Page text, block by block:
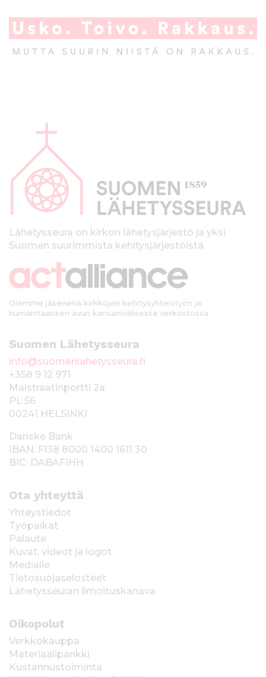
p
kLähetysseura on kirkon lähetysjärjestö ja yksi
Suomen suurimmista kehitysjärjestöistä.
Olemme jäsenenä kirkkojen kehitysyhteistyön ja
humanitaarisen avun kansainvälisessä verkostossa.
Suomen Lähetysseura
info@suomenlahetysseura.fi
+358 9 12 971
Maistraatinportti 2a
PL 56
00241 HELSINKI
Danske Bank
IBAN: FI38 8000 1400 1611 30
BIC: DABAFIHH
Ota yhteyttä
Yhteystiedot
Työpaikat
Palaute
Kuvat, videot ja logot
Medialle
Tietosuojaselosteet
Lähetysseuran ilmoituskanava
Oikopolut
Verkkokauppa
Materiaalipankki
Kustannustoiminta